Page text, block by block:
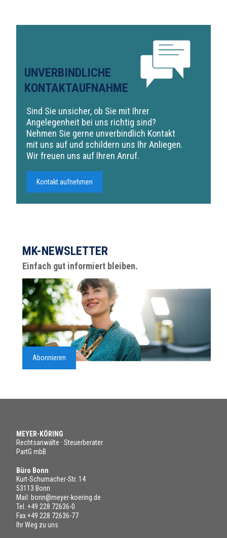
UNVERBINDLICHE
KONTAKTAUFNAHME
Sind Sie unsicher, ob Sie mit Ihrer
Angelegenheit bei uns richtig sind?
Nehmen Sie gerne unverbindlich Kontakt
mit uns auf und schildern uns Ihr Anliegen.
Wir freuen uns auf Ihren Anruf.
Kontakt aufnehmen
MK-NEWSLETTER
Einfach gut informiert bleiben.
Abonnieren
MEYER-KÖRING
Rechtsanwälte · Steuerberater
PartG mbB
Büro Bonn
Kurt-Schumacher-Str. 14
53113 Bonn
Mail: bonn@meyer-koering.de
Tel. +49 228 72636-0
Fax +49 228 72636-77
Ihr Weg zu uns